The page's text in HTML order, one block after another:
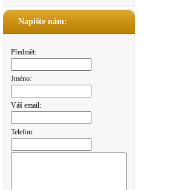
Napište nám:
Předmět:
Jméno:
Váš email:
Telefon: